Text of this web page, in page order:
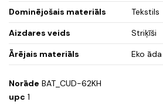
Dominējošais materiāls
Tekstils
Aizdares veids
Striķīši
Ārējais materiāls
Eko
Norāde BAT_CUD-62KH
upc 1